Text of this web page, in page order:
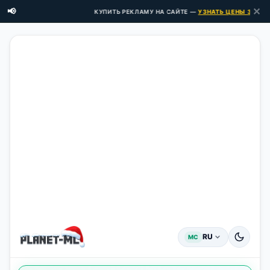
📢 КУПИТЬ РЕКЛАМУ НА САЙТЕ —УЗНАТЬ ЦЕНЫ ЗДЕСЬ →✕
MC RU